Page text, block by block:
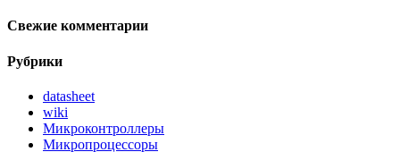
Свежие комментарии
Рубрики
datasheet
wiki
Микроконтроллеры
Микропроцессоры